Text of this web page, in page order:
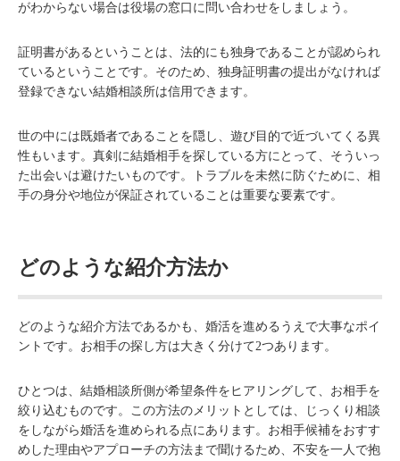
がわからない場合は役場の窓口に問い合わせをしましょう。
証明書があるということは、法的にも独身であることが認められ
ているということです。そのため、独身証明書の提出がなければ
登録できない結婚相談所は信用できます。
世の中には既婚者であることを隠し、遊び目的で近づいてくる異
性もいます。真剣に結婚相手を探している方にとって、そういっ
た出会いは避けたいものです。トラブルを未然に防ぐために、相
手の身分や地位が保証されていることは重要な要素です。
どのような紹介方法か
どのような紹介方法であるかも、婚活を進めるうえで大事なポイ
ントです。お相手の探し方は大きく分けて2つあります。
ひとつは、結婚相談所側が希望条件をヒアリングして、お相手を
絞り込むものです。この方法のメリットとしては、じっくり相談
をしながら婚活を進められる点にあります。お相手候補をおすす
めした理由やアプローチの方法まで聞けるため、不安を一人で抱